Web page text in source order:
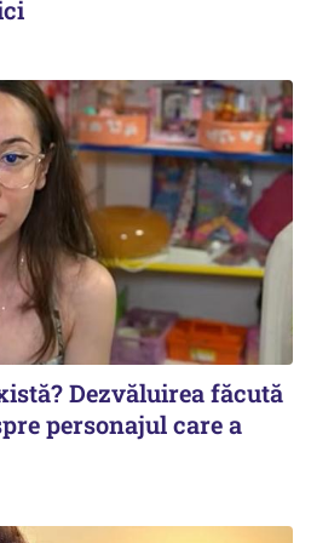
Dezvăluirea făcută
personajul care a